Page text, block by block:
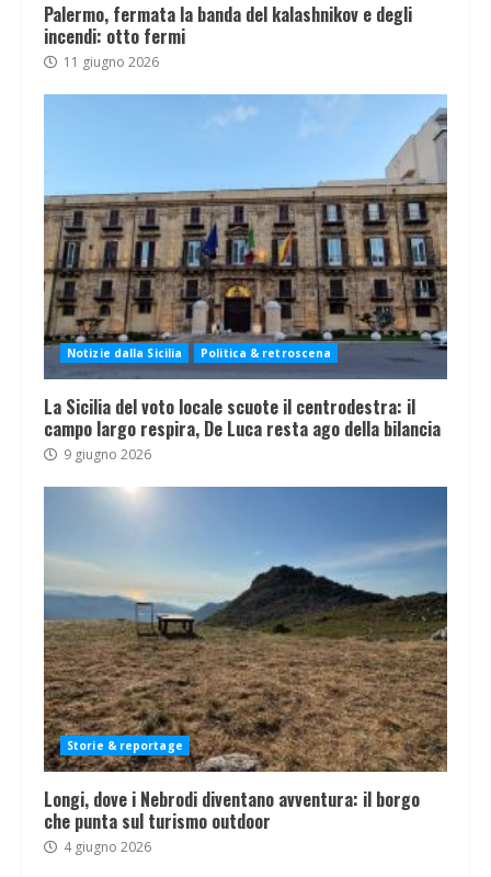
Palermo, fermata la banda del kalashnikov e degli
incendi: otto fermi
11 giugno 2026
Notizie dalla Sicilia Politica & retroscena
La Sicilia del voto locale scuote il centrodestra: il
campo largo respira, De Luca resta ago della bilancia
9 giugno 2026
Storie & reportage
Longi, dove i Nebrodi diventano avventura: il borgo
che punta sul turismo outdoor
4 giugno 2026